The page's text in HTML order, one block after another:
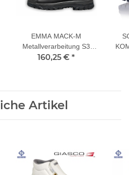
EMMA MACK-M
Metallverarbeitung S3
Sicherheitsschuhe
160,25 € *
Artikel